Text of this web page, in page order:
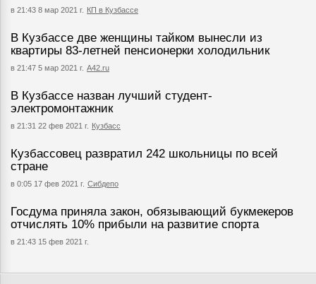
в 21:43 8 мар 2021 г. КП в Кузбассе
В Кузбассе две женщины тайком вынесли из
квартиры 83-летней пенсионерки холодильник
в 21:47 5 мар 2021 г. А42.ru
В Кузбассе назван лучший студент-
электромонтажник
в 21:31 22 фев 2021 г. Кузбасс
Кузбассовец развратил 242 школьницы по всей
стране
в 0:05 17 фев 2021 г. Сибдепо
Госдума приняла закон, обязывающий букмекеров
отчислять 10% прибыли на развитие спорта
в 21:43 15 фев 2021 г.